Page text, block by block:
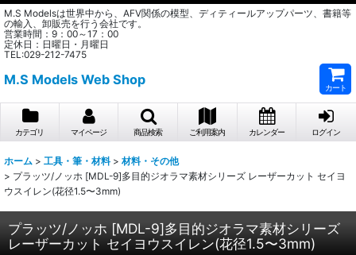
M.S Modelsは世界中から、AFV関係の模型、ディティールアップパーツ、書籍等
の輸入、卸販売を行う会社です。
営業時間：9：00～17：00
定休日：日曜日・月曜日
TEL:029-212-7475
M.S Models Web Shop
カート
カテゴリ マイページ 商品検索 ご利用案内 カレンダー ログイン
ホーム > 工具・筆・材料 > 材料・その他
> プラッツ/ノッホ [MDL-9]多目的ジオラマ素材シリーズ レーザーカット セイヨ
ウスイレン(花径1.5〜3mm)
プラッツ/ノッホ [MDL-9]多目的ジオラマ素材シリーズ
レーザーカット セイヨウスイレン(花径1.5〜3mm)